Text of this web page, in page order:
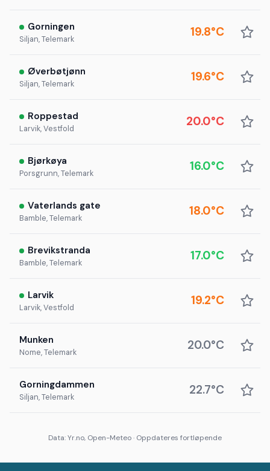
Gorningen
Siljan, Telemark 19.8°C
Øverbøtjønn
Siljan, Telemark 19.6°C
Roppestad
Larvik, Vestfold 20.0°C
Bjørkøya
Porsgrunn, Telemark 16.0°C
Vaterlands gate
Bamble, Telemark 18.0°C
Brevikstranda
Bamble, Telemark 17.0°C
Larvik
Larvik, Vestfold 19.2°C
Munken
Nome, Telemark 20.0°C
Gorningdammen
Siljan, Telemark 22.7°C
Data: Yr.no, Open-Meteo · Oppdateres fortløpende